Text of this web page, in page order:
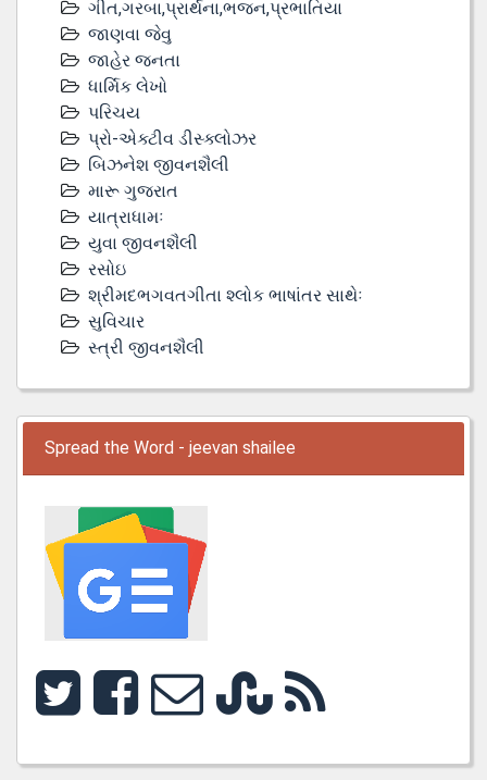
ગીત,ગરબા,પ્રાર્થના,ભજન,પ્રભાતિયા
જાણવા જેવુ
જાહેર જનતા
ધાર્મિક લેખો
પરિચય
પ્રો-એક્ટીવ ડીસ્‍ક્લોઝર
બિઝનેશ જીવનશૈલી
મારૂ ગુજરાત
યાત્રાધામઃ
યુવા જીવનશૈલી
રસોઇ
શ્રીમદભગવતગીતા શ્લોક ભાષાંતર સાથેઃ
સુવિચાર
સ્ત્રી જીવનશૈલી
Spread the Word - jeevan shailee